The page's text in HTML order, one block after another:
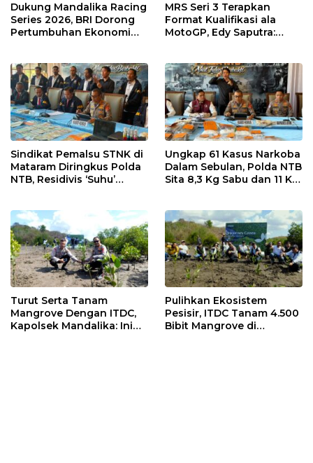
Dukung Mandalika Racing
Series 2026, BRI Dorong
Pertumbuhan Ekonomi
MRS Seri 3 Terapkan
Format Kualifikasi ala
MotoGP, Edy Saputra:
Sindikat Pemalsu STNK di
Mataram Diringkus Polda
NTB, Residivis ‘Suhu’
Ungkap 61 Kasus Narkoba
Dalam Sebulan, Polda NTB
Sita 8,3 Kg Sabu dan 11 Kg
Turut Serta Tanam
Mangrove Dengan ITDC,
Kapolsek Mandalika: Ini
Pulihkan Ekosistem
Pesisir, ITDC Tanam 4.500
Bibit Mangrove di